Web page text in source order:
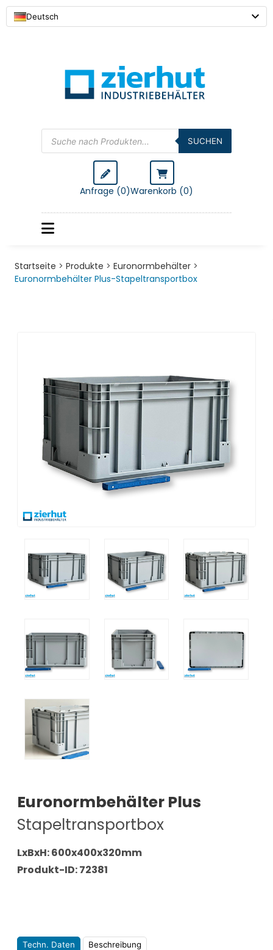
Deutsch
Products
search SUCHEN
Anfrage (0)Warenkorb (0)
Startseite > Produkte > Euronormbehälter >
Euronormbehälter Plus-Stapeltransportbox
Euronormbehälter Plus
Stapeltransportbox
LxBxH: 600x400x320mm
Produkt-ID: 72381
Techn. Daten Beschreibung